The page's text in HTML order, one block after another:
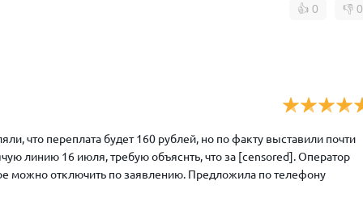
👍 0 👎 0
что переплата будет 160 рублей, но по факту выставили почти
линию 16 июля, требую объяснть, что за [censored]. Оператор
можно отключить по заявлению. Предложила по телефону